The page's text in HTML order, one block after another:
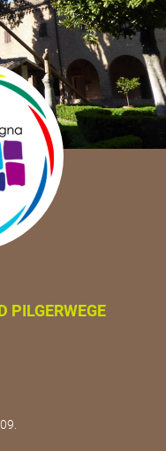
PILGERWEGE